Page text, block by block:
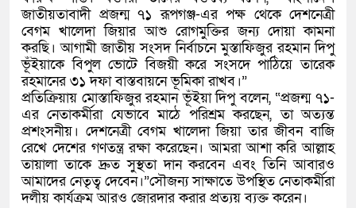
জাতীয়তাবাদী প্রজন্ম ৭১ রূপগঞ্জ-এর পক্ষ থেকে দেশনেত্রী
বেগম খালেদা জিয়ার আশু রোগমুক্তির জন্য দোয়া কামনা
করছি। আগামী জাতীয় সংসদ নির্বাচনে মুস্তাফিজুর রহমান দিপু
ভূঁইয়াকে বিপুল ভোটে বিজয়ী করে সংসদে পাঠিয়ে তারেক
রহমানের ৩১ দফা বাস্তবায়নে ভূমিকা রাখব।”
প্রতিক্রিয়ায় মোস্তাফিজুর রহমান ভূঁইয়া দিপু বলেন, “প্রজন্ম ৭১-
এর নেতাকর্মীরা যেভাবে মাঠে পরিশ্রম করছেন, তা অত্যন্ত
প্রশংসনীয়। দেশনেত্রী বেগম খালেদা জিয়া তার জীবন বাজি
রেখে দেশের গণতন্ত্র রক্ষা করেছেন। আমরা আশা করি আল্লাহ
তায়ালা তাকে দ্রুত সুস্থতা দান করবেন এবং তিনি আবারও
আমাদের নেতৃত্ব দেবেন।”সৌজন্য সাক্ষাতে উপস্থিত নেতাকর্মীরা
দলীয় কার্যক্রম আরও জোরদার করার প্রত্যয় ব্যক্ত করেন।